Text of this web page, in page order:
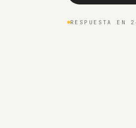
RESPUESTA EN